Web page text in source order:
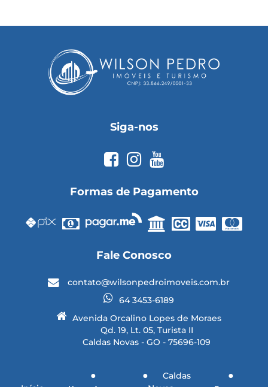
Siga-nos
Formas de Pagamento
Fale Conosco
contato@wilsonpedroimoveis.com.br
64 3453-6189
Avenida Orcalino Lopes de Moraes
Qd. 19, Lt. 05, Turista II
Caldas Novas - GO - 75696-109
Caldas